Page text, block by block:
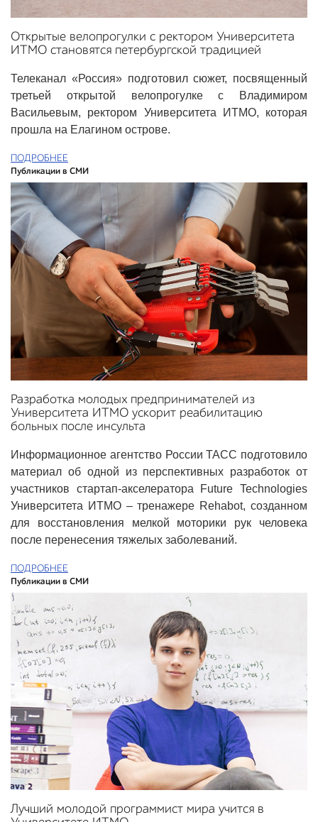
Открытые велопрогулки с ректором Университета
ИТМО становятся петербургской традицией
Телеканал «Россия» подготовил сюжет, посвященный
третьей открытой велопрогулке с Владимиром
Васильевым, ректором Университета ИТМО, которая
прошла на Елагином острове.
ПОДРОБНЕЕ
Публикации в СМИ
Разработка молодых предпринимателей из
Университета ИТМО ускорит реабилитацию
больных после инсульта
Информационное агентство России ТАСС‎ подготовило
материал об одной из перспективных разработок от
участников стартап-акселератора Future Technologies
Университета ИТМО – тренажере Rehabot, созданном
для восстановления мелкой моторики рук человека
после перенесения тяжелых заболеваний.
ПОДРОБНЕЕ
Публикации в СМИ
Лучший молодой программист мира учится в